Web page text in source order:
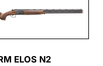
ELOS N2